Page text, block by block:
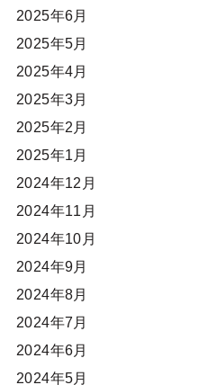
2025年6月
2025年5月
2025年4月
2025年3月
2025年2月
2025年1月
2024年12月
2024年11月
2024年10月
2024年9月
2024年8月
2024年7月
2024年6月
2024年5月